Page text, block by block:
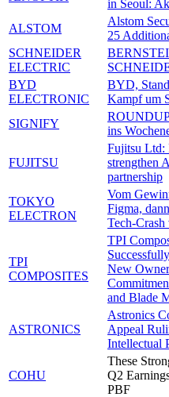
in Seoul:
ALSTOM
Alstom
25
SCHNEIDER
ELECTRIC
BYD
ELECTRONIC
BYD,
Kampf um
SIGNIFY
ins
FUJITSU
Fujitsu Ltd:
strengthen
partnership
TOKYO
ELECTRON
Vom
Figma,
Tech-
TPI
COMPOSITES
TPI
New
and Blade
ASTRONICS
Astronics
Appeal
Intellectual
COHU
These
Q2
PBF